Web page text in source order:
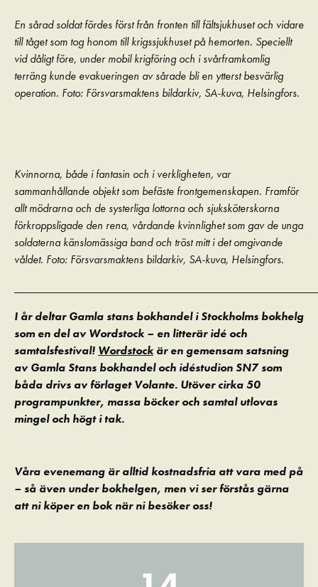
En sårad soldat fördes först från fronten till fältsjukhuset och vidare
till tåget som tog honom till krigssjukhuset på hemorten. Speciellt
vid dåligt före, under mobil krigföring och i svårframkomlig
terräng kunde evakueringen av sårade bli en ytterst besvärlig
operation. Foto: Försvarsmaktens bildarkiv, SA-kuva, Helsingfors.
Kvinnorna, både i fantasin och i verkligheten, var
sammanhållande objekt som befäste frontgemenskapen. Framför
allt mödrarna och de systerliga lottorna och sjuksköterskorna
förkroppsligade den rena, vårdande kvinnlighet som gav de unga
soldaterna känslomässiga band och tröst mitt i det omgivande
våldet. Foto: Försvarsmaktens bildarkiv, SA-kuva, Helsingfors.
I år deltar Gamla stans bokhandel i Stockholms bokhelg
som en del av Wordstock – en litterär idé och
samtalsfestival! Wordstockär en gemensam satsning
av Gamla Stans bokhandel och idéstudion SN7 som
båda drivs av förlaget Volante. Utöver cirka 50
programpunkter, massa böcker och samtal utlovas
mingel och högt i tak.
Våra evenemang är alltid kostnadsfria att vara med på
– så även under bokhelgen, men vi ser förstås gärna
att ni köper en bok när ni besöker oss!